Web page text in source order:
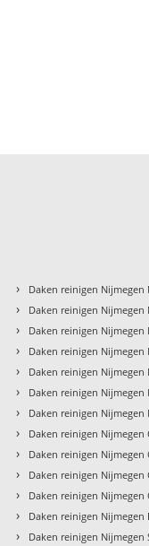
› Daken reinigen Nijmegen
› Daken reinigen Nijmegen
› Daken reinigen Nijmegen
› Daken reinigen
› Daken reinigen
› Daken reinigen
› Daken reinigen Nijmegen
› Daken reinigen Nijmegen
› Daken reinigen
› Daken reinigen Nijmegen
› Daken reinigen Nijmegen
› Daken reinigen Nijmegen
› Daken reinigen Nijmegen